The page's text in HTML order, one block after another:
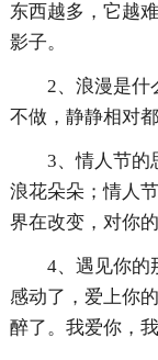
东西越多，它越
影子。
2、浪漫是什
不做，静静相对
3、情人节的
浪花朵朵；情人
界在改变，对你
4、遇见你的
感动了，爱上你
醉了。我爱你，